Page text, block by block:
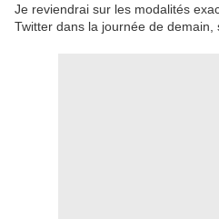
Je reviendrai sur les modalités
Twitter dans la journée de demain,